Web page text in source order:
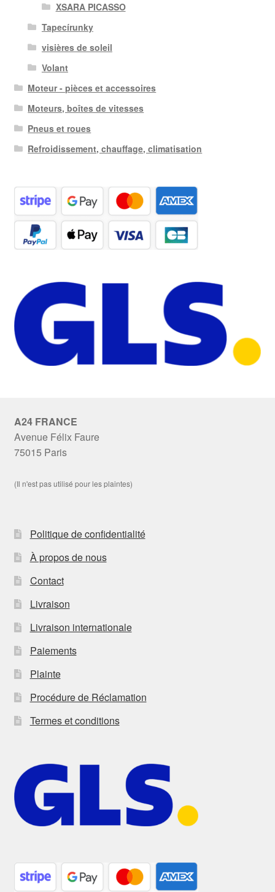
XSARA PICASSO
Tapecírunky
visières de soleil
Volant
Moteur - pièces et accessoires
Moteurs, boîtes de vitesses
Pneus et roues
Refroidissement, chauffage, climatisation
A24 FRANCE
Avenue Félix Faure
75015 Paris
(Il n'est pas utilisé pour les plaintes)
Politique de confidentialité
À propos de nous
Contact
Livraison
Livraison internationale
Paiements
Plainte
Procédure de Réclamation
Termes et conditions